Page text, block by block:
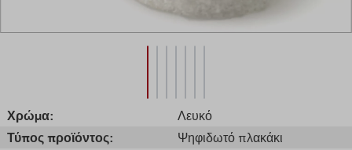
Χρώμα:
Λευκό
Τύπος προϊόντος:
Ψηφιδωτό πλακάκι